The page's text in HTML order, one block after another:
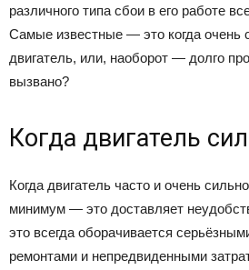
различного типа сбои в его работе
Самые известные — это когда очень
двигатель, или, наоборот — долго
вызвано?
Когда двигатель
Когда двигатель часто и очень
минимум — это доставляет
это всегда оборачивается
ремонтами и непредвиденными